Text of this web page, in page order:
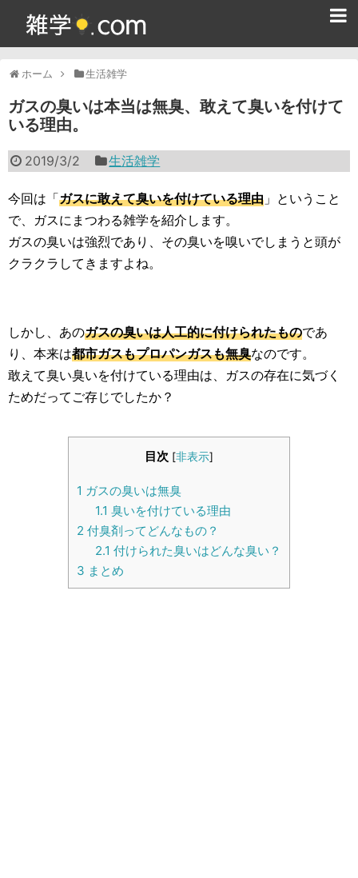
ホーム 生活雑学
ガスの臭いは本当は無臭、敢えて臭いを付けて
いる理由。
2019/3/2 生活雑学
今回は「ガスに敢えて臭いを付けている理由 」ということ
で、ガスにまつわる雑学を紹介します。
ガスの臭いは強烈であり、その臭いを嗅いでしまうと頭が
クラクラしてきますよね。
しかし、あのガスの臭いは人工的に付けられたものであ
り、本来は都市ガスもプロパンガスも無臭なのです。
敢えて臭い臭いを付けている理由は、ガスの存在に気づく
ためだってご存じでしたか？
目次 [非表示]
1 ガスの臭いは無臭
1.1 臭いを付けている理由
2 付臭剤ってどんなもの？
2.1 付けられた臭いはどんな臭い？
3 まとめ
365日雑学カレンダー
面白い雑学
ためになる雑学
スポーツ雑学
食べ物雑学
歴史雑学
生活雑学